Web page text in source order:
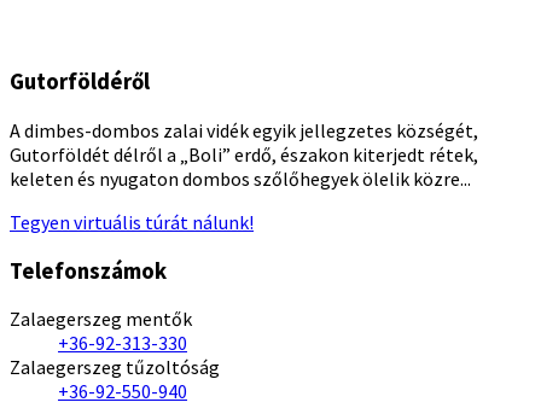
Gutorföldéről
A dimbes-dombos zalai vidék egyik jellegzetes községét,
Gutorföldét délről a „Boli” erdő, északon kiterjedt rétek,
keleten és nyugaton dombos szőlőhegyek ölelik közre...
Tegyen virtuális túrát nálunk!
Telefonszámok
Zalaegerszeg mentők
+36-92-313-330
Zalaegerszeg tűzoltóság
+36-92-550-940